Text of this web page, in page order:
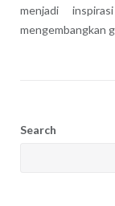
menjadi
mengembangkan
Search